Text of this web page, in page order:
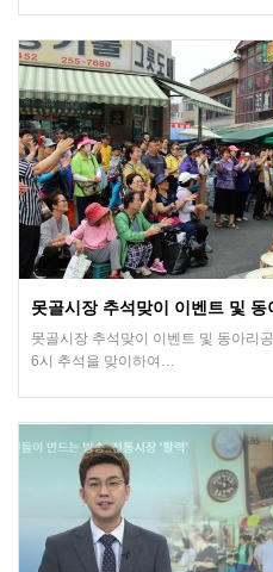
못골시장 추석맞이 이벤트 및 동
못골시장 추석맞이 이벤트 및 동아리
6시 추석을 맞이하여…